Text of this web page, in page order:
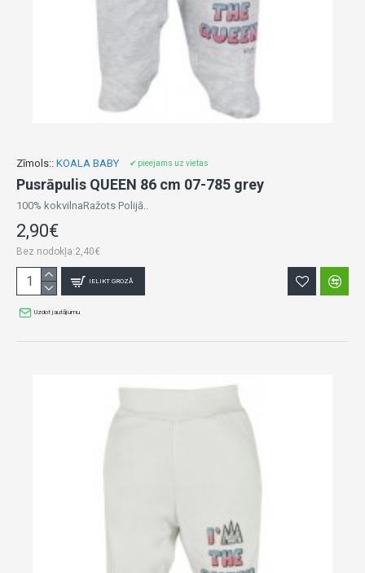
Zīmols:: KOALA BABY ✔ pieejams uz vietas
Pusrāpulis QUEEN 86 cm 07-785 grey
100% kokvilnaRažots Polijā..
2,90€
Bez nodokļa:2,40€
IELIKT GROZĀ
Uzdot jautājumu